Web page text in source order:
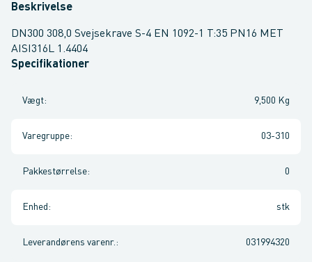
Beskrivelse
DN300 308,0 Svejsekrave S-4 EN 1092-1 T:35 PN16 MET
AISI316L 1.4404
Specifikationer
Vægt: 9,500 Kg
Varegruppe: 03-310
Pakkestørrelse: 0
Enhed : stk
Leverandørens varenr. : 031994320